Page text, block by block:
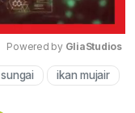
Mute
Powered by GliaStudios
sungai ikan mujair